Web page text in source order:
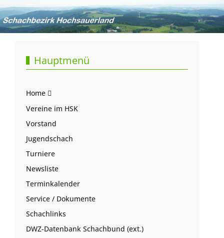
Hauptmenü
Home
Vereine im HSK
Vorstand
Jugendschach
Turniere
Newsliste
Terminkalender
Service / Dokumente
Schachlinks
DWZ-Datenbank Schachbund (ext.)